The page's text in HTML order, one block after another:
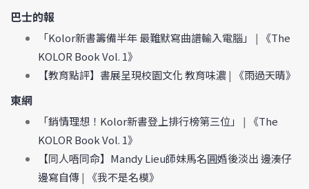
巴士的報
「Kolor新書籌備半年 最難默寫曲譜輸入電腦」 |
《The
KOLOR Book Vol. 1》
【教育點評】書展呈現校園文化 教育味濃| 《雨過天晴》
東網
「銷情理想！Kolor新書登上排行榜第三位」 |
《The
KOLOR Book Vol. 1》
【同人唔同命】Mandy Lieu師妹馬名圓婚後淡出 邊湊仔
邊寫自傳|
《我不是名模》